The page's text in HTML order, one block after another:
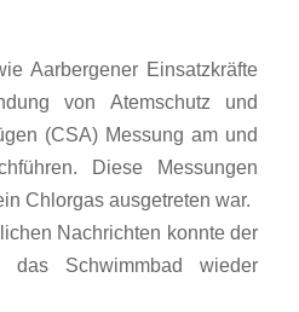
Aarbergener Einsatzkräfte
von Atemschutz und
(CSA) Messung am und
Diese Messungen
Chlorgas ausgetreten war.
Nachrichten konnte der
das Schwimmbad wieder